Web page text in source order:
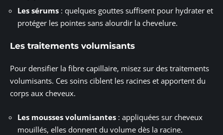
Les sérums : quelques gouttes suffisent pour hydrater et
protéger les pointes sans alourdir la chevelure.
Les traitements volumisants
Pour densifier la fibre capillaire, misez sur des traitements
volumisants. Ces soins ciblent les racines et apportent du
corps aux cheveux.
Les mousses volumisantes : appliquées sur cheveux
mouillés, elles donnent du volume dès la racine.